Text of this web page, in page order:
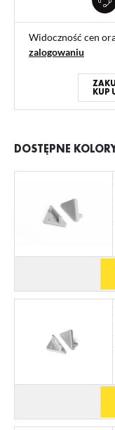
Widoczność cen
zalogowaniu
KUP
DOSTĘPNE